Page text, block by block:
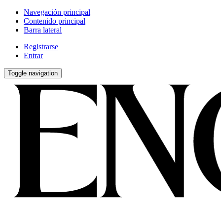
Navegación principal
Contenido principal
Barra lateral
Registrarse
Entrar
Toggle navigation